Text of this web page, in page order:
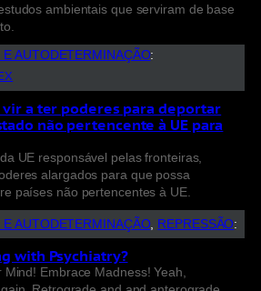
ambientais que serviram de base
E AUTODETERMINAÇÃO:
vir a ter poderes para deportar
não pertencente à UE para
UE responsável pelas fronteiras,
alargados para que possa
países não pertencentes à UE.
E AUTODETERMINAÇÃO, REPRESSÃO:
with Psychiatry?
Embrace Madness! Yeah,